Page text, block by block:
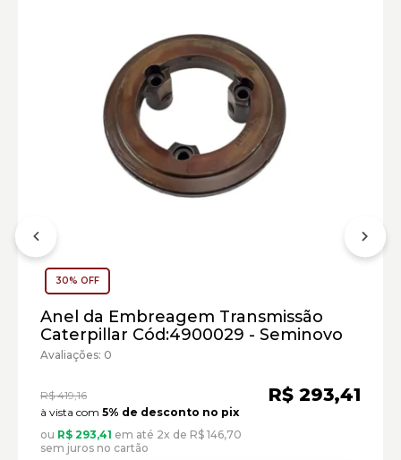
Escavadeira de Rodas Caterpillar:
Marca:
Material:
Modelo:
Comprimento:
Altura:
Peso:
30% OFF
Anel da Embreagem Transmissão
Caterpillar Cód:4900029 - Seminovo
Avaliações: 0
R$ 419,16 R$ 293,41
à vista com 5% de desconto no pix
ou R$ 293,41 em até 2x de R$ 146,70
sem juros no cartão